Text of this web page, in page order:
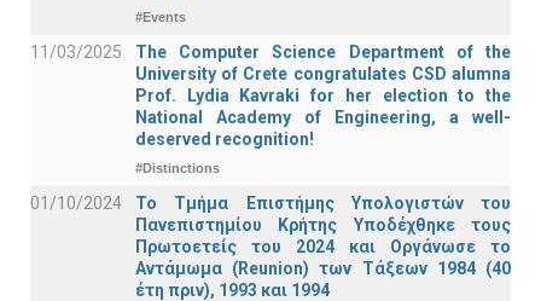
#Events
11/03/2025
The Computer Science Department of the
University of Crete congratulates CSD alumna
Prof. Lydia Kavraki for her election to the
National Academy of Engineering, a well-
deserved recognition!
#Distinctions
01/10/2024
Το Τμήμα Επιστήμης Υπολογιστών του
Πανεπιστημίου Κρήτης Υποδέχθηκε τους
Πρωτοετείς του 2024 και Οργάνωσε το
Αντάμωμα (Reunion) των Τάξεων 1984 (40
έτη πριν), 1993 και 1994